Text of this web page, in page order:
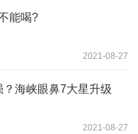
能喝?
2021-08-27
？海峡眼鼻7大星升级
2021-08-27